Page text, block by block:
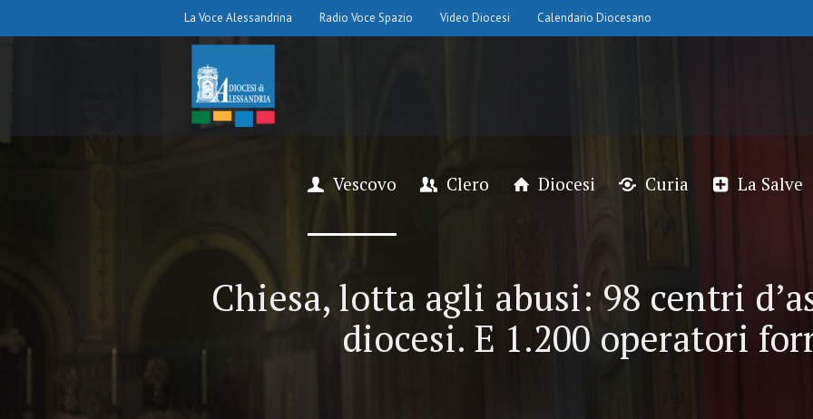
La Voce Alessandrina Radio Voce Spazio Video Diocesi Calendario Diocesano
Vescovo Clero Diocesi Curia La Salve
Chiesa, lotta agli abusi: 98 centri
diocesi. E 1.200 operatori